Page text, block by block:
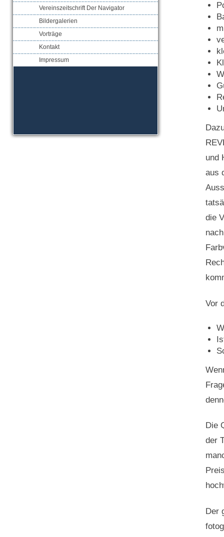
Vereinszeitschrift Der Navigator
Bildergalerien
Vorträge
Kontakt
Impressum
und
aus
die
Vor
Die
der
Der